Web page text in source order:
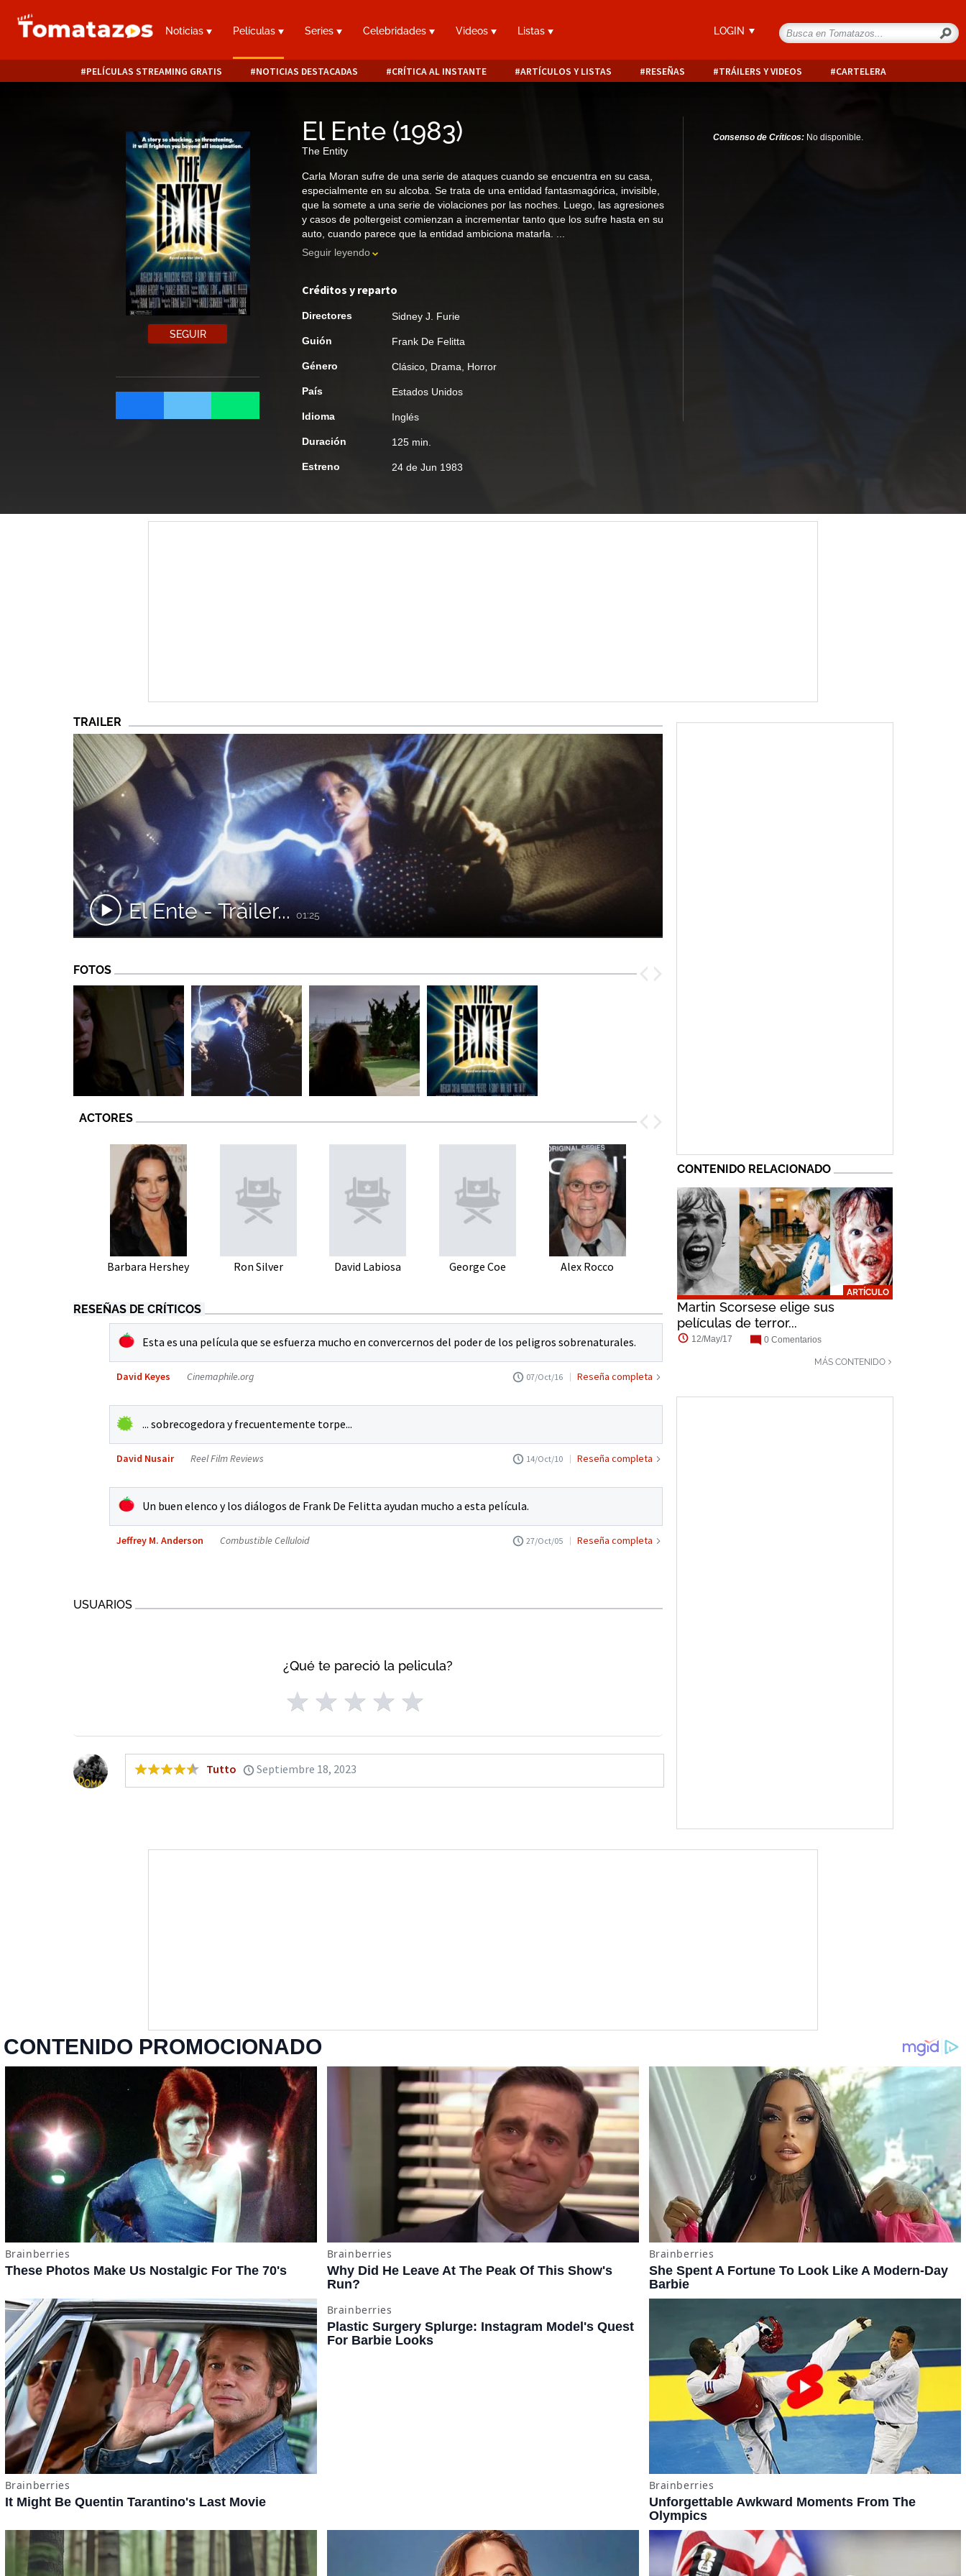
Noticias Películas Series Celebridades Videos Listas LOGIN
PELÍCULAS STREAMING GRATIS NOTICIAS DESTACADAS CRÍTICA AL INSTANTE ARTÍCULOS Y LISTAS RESEÑAS TRÁILERS Y VIDEOS CARTELERA
SEGUIR
El Ente (1983)
The Entity
Carla Moran sufre de una serie de ataques cuando se encuentra en su casa,
especialmente en su alcoba. Se trata de una entidad fantasmagórica, invisible,
que la somete a una serie de violaciones por las noches. Luego, las agresiones
y casos de poltergeist comienzan a incrementar tanto que los sufre hasta en su
auto, cuando parece que la entidad ambiciona matarla. ...
Seguir leyendo
Créditos y reparto
Directores Sidney J. Furie
Guión Frank De Felitta
Género Clásico Drama Horror
País Estados Unidos
Idioma Inglés
Duración 125 min.
Estreno 24 de Jun 1983
Consenso de Críticos: No disponible.
TRAILER
El Ente - Tráiler...01:25
FOTOS
ACTORES
Barbara Hershey Ron Silver David Labiosa George Coe Alex Rocco
RESEÑAS DE CRÍTICOS
Esta es una película que se esfuerza mucho en convercernos del poder de los peligros sobrenaturales.
David Keyes Cinemaphile.org 07/Oct/16 Reseña completa
... sobrecogedora y frecuentemente torpe...
David Nusair Reel Film Reviews 14/Oct/10 Reseña completa
Un buen elenco y los diálogos de Frank De Felitta ayudan mucho a esta película.
Jeffrey M. Anderson Combustible Celluloid 27/Oct/05 Reseña completa
USUARIOS
¿Qué te pareció la pelicula?
Tutto Septiembre 18, 2023
CONTENIDO RELACIONADO
ARTÍCULO
Martin Scorsese elige sus
películas de terror...
12/May/17 0 Comentarios
MÁS CONTENIDO